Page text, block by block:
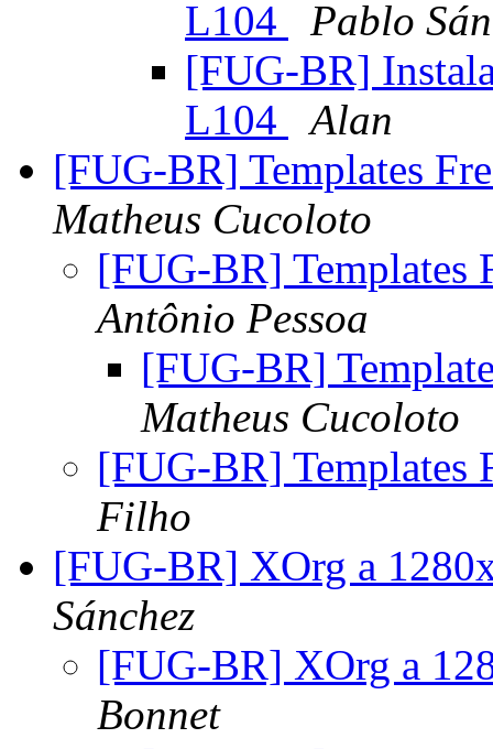
L104
Pablo
[FUG-BR]
L104
Alan
[FUG-BR] Templates
Matheus Cucoloto
[FUG-BR] Templates
Antônio Pessoa
[FUG-BR]
Matheus Cucoloto
[FUG-BR] Templates
Filho
[FUG-BR] XOrg a
Sánchez
[FUG-BR] XOrg a
Bonnet